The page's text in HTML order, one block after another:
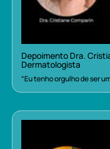
Depoimento Dra.
Dermatologista
“Eu tenho orgulho de ser